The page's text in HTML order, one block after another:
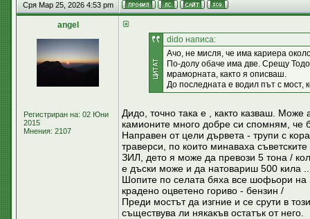
Сря Мар 25, 2026 4:53 pm
аngel
Регистриран на: 02 Юни
2015
Мнения: 2107
dido написа:
Ачо, не мисля, че има кариера
По-долу обаче има две. Срещу
мраморната, както я описваш.
До последната е водил път с мост,
Дидо, точно така е , както казваш.
камионите много добре си спомням, че
Направен от цели дървета - трупи с
траверси, по които минаваха
ЗИЛ, дето я може да превози 5 тона /
е дъски може и да натовариш 500 кила
Шопите по селата бяха все шофьори на
крадено оцветено гориво - бензин /
Преди мостът да изгние и се срути в
съществува ли някакъв остатък от него.